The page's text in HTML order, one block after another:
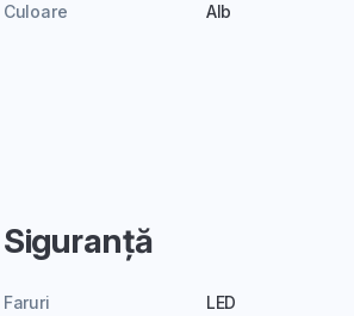
Culoare
Alb
Siguranță
Faruri
LED